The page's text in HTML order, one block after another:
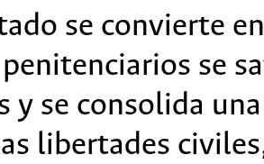
se convierte
se
y se consolida
libertades